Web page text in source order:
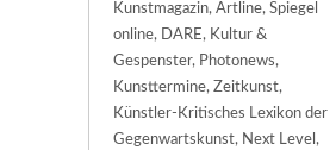
Kunstmagazin, Artline, Spiegel
online, DARE, Kultur &
Gespenster, Photonews,
Kunsttermine, Zeitkunst,
Künstler-Kritisches Lexikon der
Gegenwartskunst, Next Level,